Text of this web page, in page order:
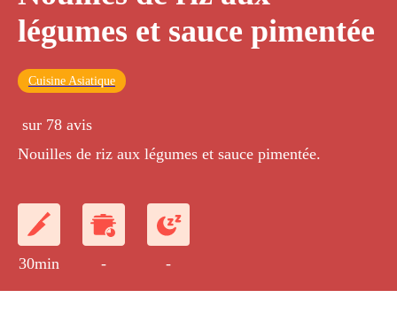
légumes et sauce pimentée
Cuisine Asiatique
sur 78 avis
Nouilles de riz aux légumes et sauce pimentée.
30min - -